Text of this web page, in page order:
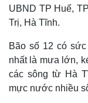
UBND TP Huế,
Trị, Hà Tĩnh.
Bão số 12 có
nhất là mưa lớn,
các sông từ Hà
mực nước nhiều